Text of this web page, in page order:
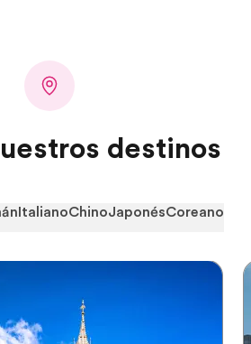
destinos
ItalianoChinoJaponésCoreano